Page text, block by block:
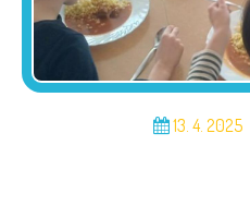
13. 4. 2025